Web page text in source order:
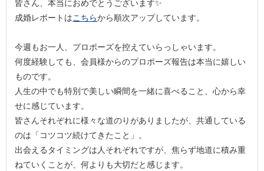
皆さん、本当におめでとうございます✨
成婚レポートはこちらから順次アップしています。
今週もお一人、プロポーズを控えていらっしゃいます。
何度経験しても、会員様からのプロポーズ報告は本当に嬉しい
ものです。
人生の中でも特別で美しい瞬間を一緒に喜べること、心から幸
せに感じています。
皆さんそれぞれに様々な道のりがありましたが、共通している
のは「コツコツ続けてきたこと」。
出会えるタイミングは人それぞれですが、焦らず地道に積み重
ねていくことが、何よりも大切だと感じます。